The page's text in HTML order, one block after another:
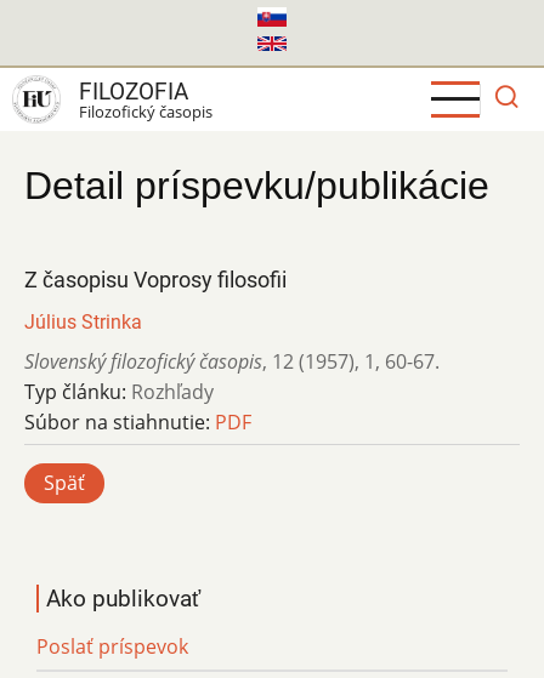
hlavný
obsah
FILOZOFIA
Filozofický časopis
Detail príspevku/publikácie
Z časopisu Voprosy filosofii
Július Strinka
Slovenský filozofický časopis, 12 (1957), 1, 60-67.
Typ článku: Rozhľady
Súbor na stiahnutie: PDF
Späť
Ako publikovať
Poslať príspevok